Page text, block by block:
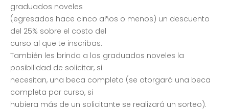
graduados noveles
(egresados hace cinco años o menos) un descuento
del 25% sobre el costo del
curso al que te inscribas.
También les brinda a los graduados noveles la
posibilidad de solicitar, si
necesitan, una beca completa (se otorgará una beca
completa por curso, si
hubiera más de un solicitante se realizará un sorteo).